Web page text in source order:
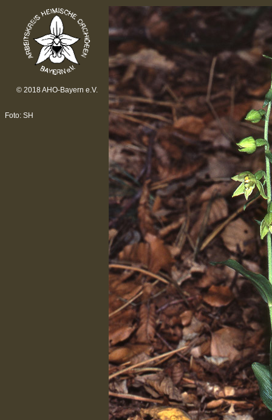
© 2018 AHO-Bayern e.V.
Foto: SH